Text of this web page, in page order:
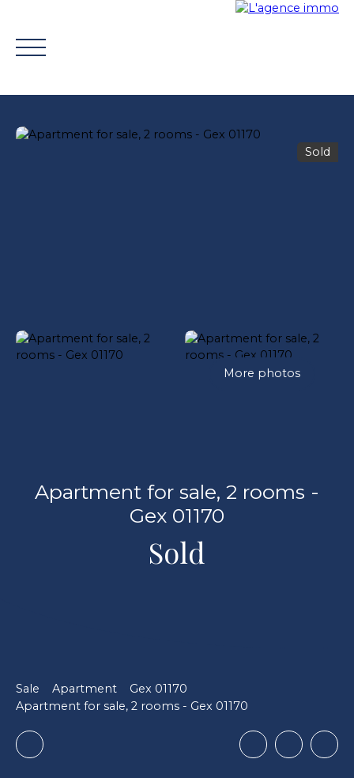
Sold
More photos
Apartment for sale, 2 rooms -
Gex 01170
Sold
Sale Apartment
Gex 01170
Apartment for sale, 2 rooms - Gex 01170